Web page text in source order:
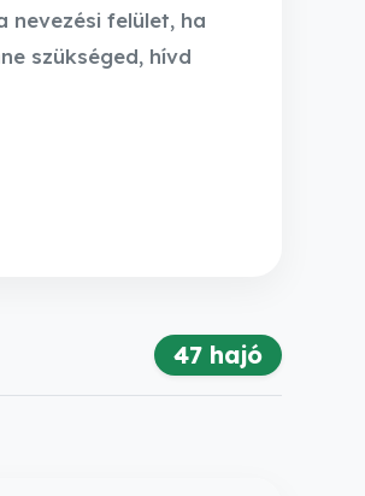
nevezési felület, ha
szükséged, hívd
47 hajó